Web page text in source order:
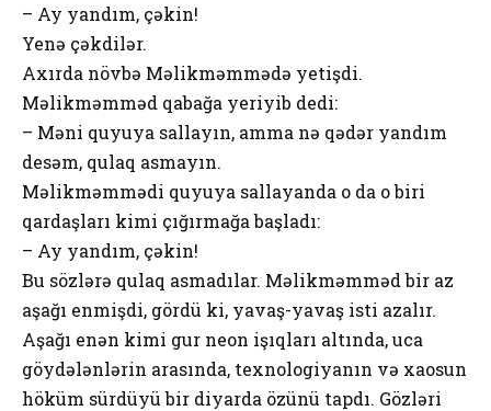
– Ay yandım, çəkin!
Yenə çəkdilər.
Axırda növbə Məlikməmmədə yetişdi.
Məlikməmməd qabağa yeriyib dedi:
– Məni quyuya sallayın, amma nə qədər yandım
desəm, qulaq asmayın.
Məlikməmmədi quyuya sallayanda o da o biri
qardaşları kimi çığırmağa başladı:
– Ay yandım, çəkin!
Bu sözlərə qulaq asmadılar. Məlikməmməd bir az
aşağı enmişdi, gördü ki, yavaş-yavaş isti azalır.
Aşağı enən kimi gur neon işıqları altında, uca
göydələnlərin arasında, texnologiyanın və xaosun
höküm sürdüyü bir diyarda özünü tapdı. Gözləri